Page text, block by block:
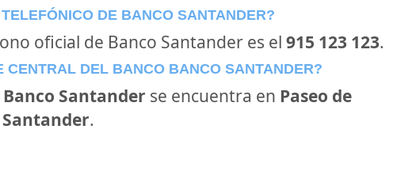
DE BANCO SANTANDER?
oficial de Banco Santander es el 915 123 123.
CENTRAL DEL BANCO BANCO SANTANDER?
Banco Santander se encuentra en Paseo de
Santander.